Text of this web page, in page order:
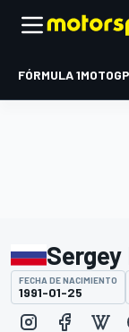
FÓRMULA 1MOTOGP
FECHA DE NACIMIENTO
1991-01-25